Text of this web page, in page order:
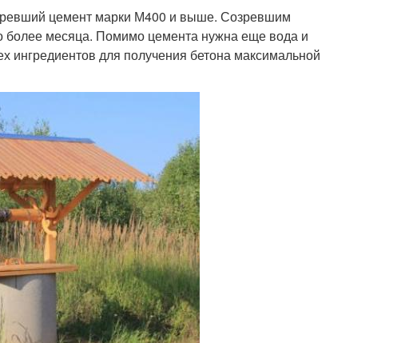
цемент марки М400 и выше. Созревшим
более месяца. Помимо цемента нужна еще вода и
ингредиентов для получения бетона максимальной